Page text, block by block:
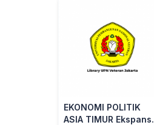
EKONOMI POLITIK
ASIA TIMUR Ekspansi